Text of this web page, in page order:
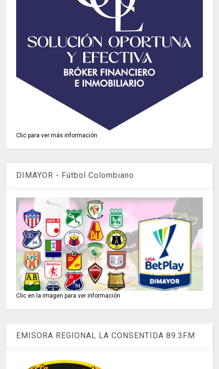
Clic para ver más información
DIMAYOR - Fútbol Colombiano
Clic en la imagen para ver información
EMISORA REGIONAL LA CONSENTIDA 89.3FM